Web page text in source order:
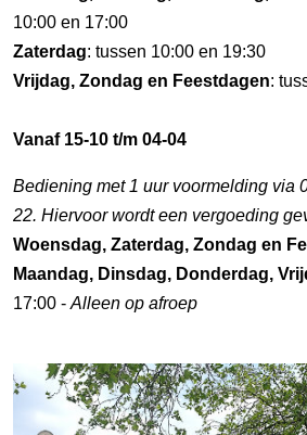
10:00 en 17:00
Zaterdag: tussen 10:00 en 19:30
Vrijdag, Zondag en Feestdagen:
Vanaf 15-10 t/m 04-04
Bediening met 1 uur voormelding via
22. Hiervoor wordt een vergoeding
Woensdag, Zaterdag, Zondag en
Maandag, Dinsdag, Donderdag,
17:00 - Alleen op afroep